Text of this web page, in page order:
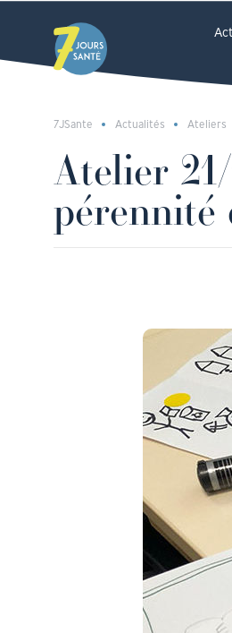
7JSante Actualités Ateliers
Atelier
pérennité